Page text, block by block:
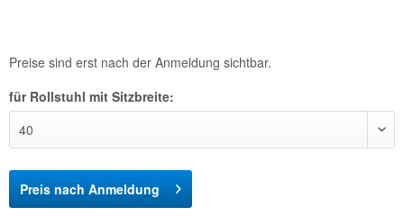
Preise sind erst nach der Anmeldung sichtbar.
für Rollstuhl mit Sitzbreite:
Preis nach Anmeldung